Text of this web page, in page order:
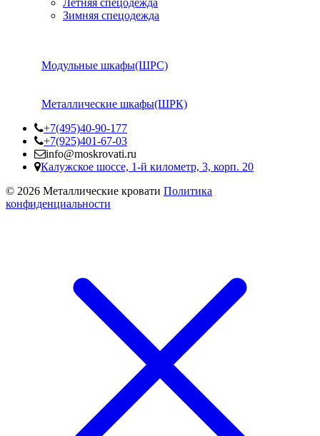
Зимняя спецодежда
Модульные шкафы(ШРС)
Металлические шкафы(ШРК)
+7(495)40-90-177
+7(925)401-67-03
info@moskrovati.ru
Калужское шоссе, 1-й километр, 3, корп. 20
© 2026 Металлические кровати Политика
конфиденциальности